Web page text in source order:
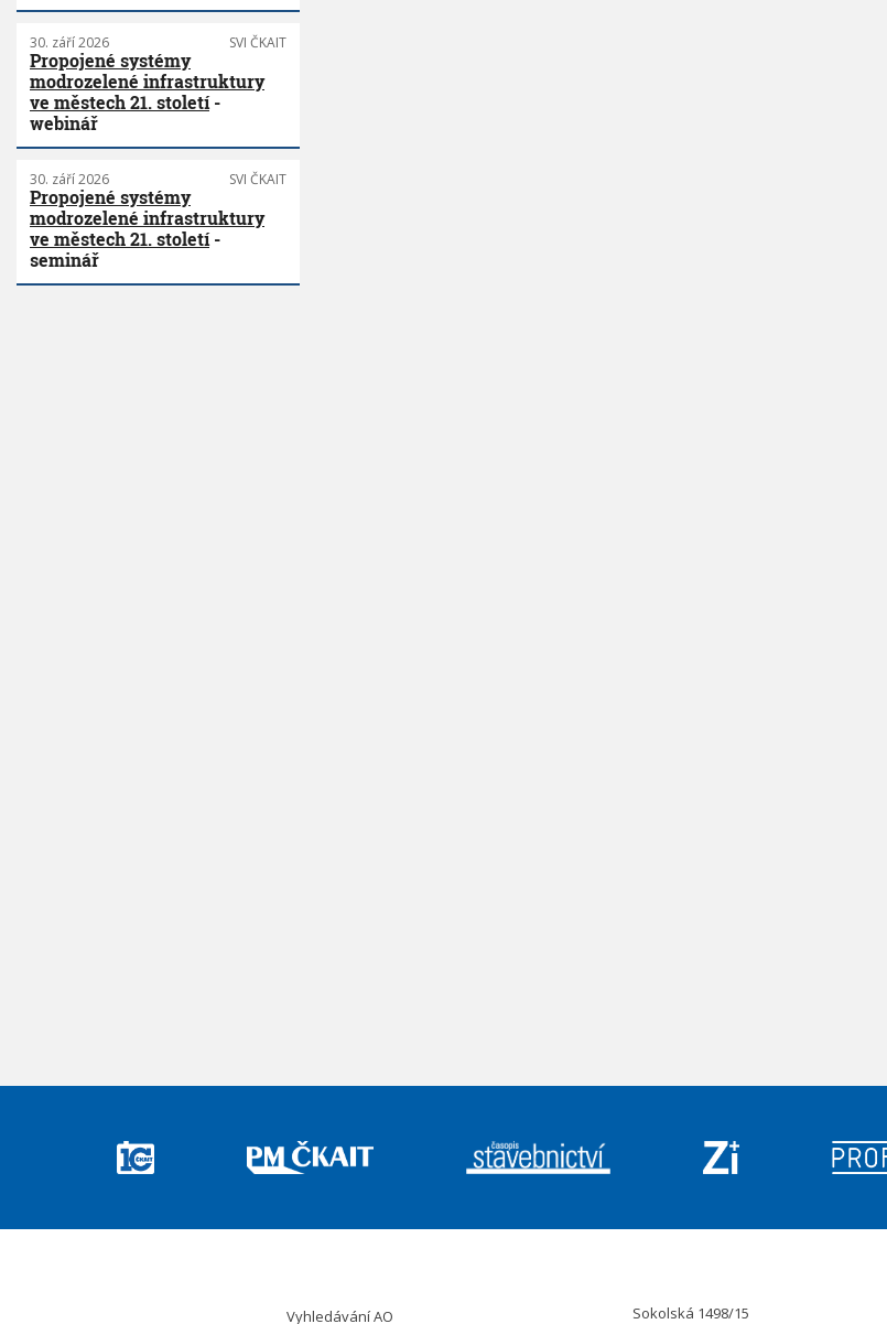
30. září 2026 SVI ČKAIT
Propojené systémy
modrozelené infrastruktury
ve městech 21. století-
webinář
30. září 2026 SVI ČKAIT
Propojené systémy
modrozelené infrastruktury
ve městech 21. století-
seminář
Vyhledávání AO Sokolská 1498/15